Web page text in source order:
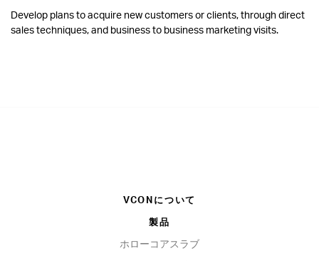
Develop plans to acquire new customers or clients, through direct
sales techniques, and business to business marketing visits.
VCONについて
製品
ホローコアスラブ